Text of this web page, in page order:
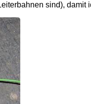
sind), damit